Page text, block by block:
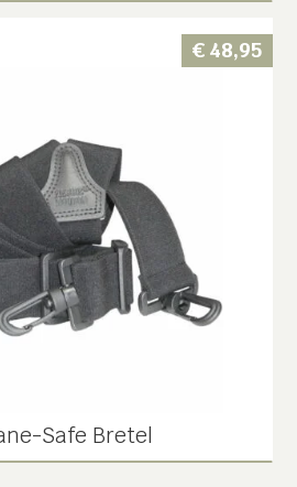
€48,95
Safe Bretel